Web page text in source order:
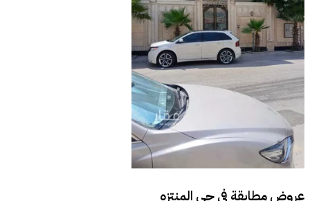
عروض مطابقة فيحي المنتزه